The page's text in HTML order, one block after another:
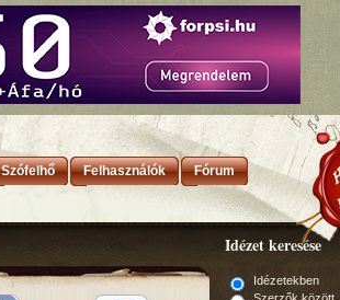
Szófelhő Felhasználók Fórum
Idézet keresése
Idézetekben